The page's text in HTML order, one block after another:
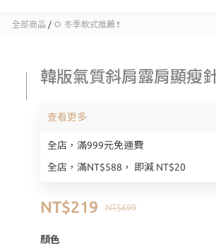
全部商品 / 🌻 冬季款式推薦 ❗
韓版氣質斜肩露肩顯瘦
全店，滿999元免運費
全店，滿NT$588， 即減 NT$20
查看更多
NT$699
NT$219
顏色